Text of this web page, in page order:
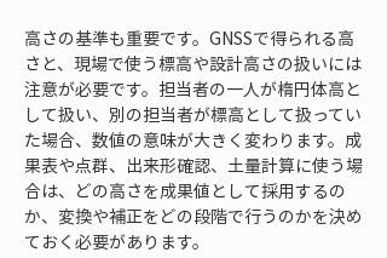
高さの基準も重要です。GNSSで得られる高
さと、現場で使う標高や設計高さの扱いには
注意が必要です。担当者の一人が楕円体高と
して扱い、別の担当者が標高として扱ってい
た場合、数値の意味が大きく変わります。成
果表や点群、出来形確認、土量計算に使う場
合は、どの高さを成果値として採用するの
か、変換や補正をどの段階で行うのかを決め
ておく必要があります。